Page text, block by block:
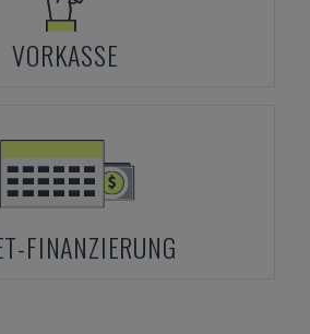
VORKASSE
FINANZIERUNG